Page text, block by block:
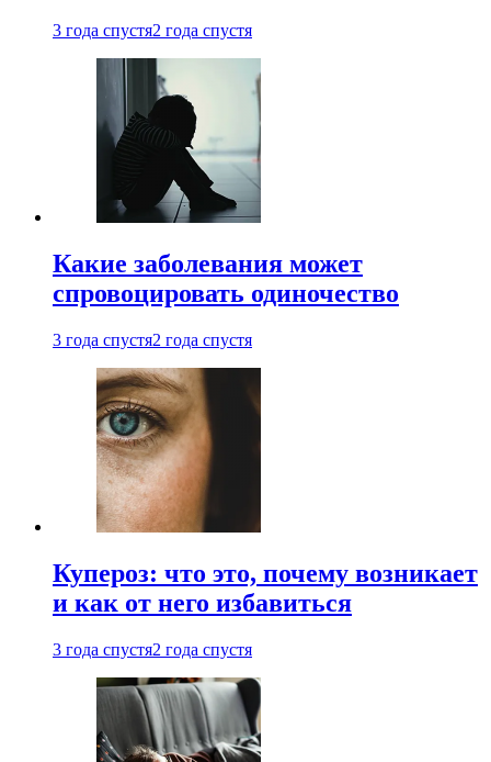
3 года спустя2 года спустя
Какие заболевания может
спровоцировать одиночество
3 года спустя2 года спустя
Купероз: что это, почему возникает
и как от него избавиться
3 года спустя2 года спустя